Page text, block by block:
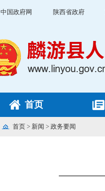
中国政府网 陕西省政府
首页
首页 > 新闻 > 政务要闻